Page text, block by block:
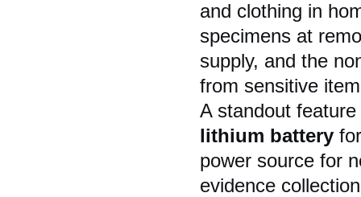
and clothing in
specimens at
supply, and the
from sensitive
A standout
lithium battery
power source for
evidence